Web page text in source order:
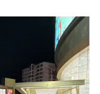
信息公开指南
策法规